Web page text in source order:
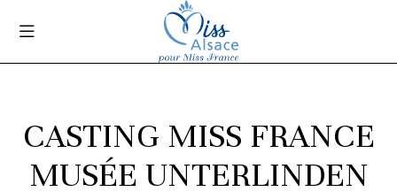
CASTING MISS FRANCE
MUSÉE UNTERLINDEN